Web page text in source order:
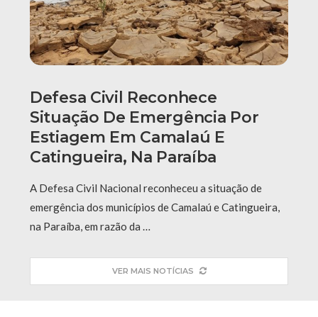
Defesa Civil Reconhece
Situação De Emergência Por
Estiagem Em Camalaú E
Catingueira, Na Paraíba
A Defesa Civil Nacional reconheceu a situação de
emergência dos municípios de Camalaú e Catingueira,
na Paraíba, em razão da …
VER MAIS NOTÍCIAS